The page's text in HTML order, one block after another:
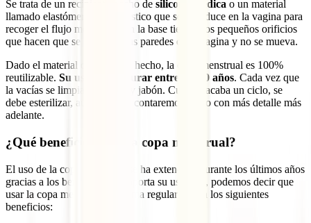
Se trata de un recipiente hecho de silicona médica o un material
llamado elastómero termoplástico que se introduce en la vagina para
recoger el flujo menstrual. En la base tiene unos pequeños orificios
que hacen que se adhiera a las paredes de la vagina y no se mueva.
Dado el material del que está hecho, la copa menstrual es 100%
reutilizable. Su uso puede durar entre 5 y 10 años. Cada vez que
la vacías se limpia con agua y jabón. Cuando acaba un ciclo, se
debe esterilizar, aunque ya te contaremos cómo con más detalle más
adelante.
¿Qué beneficios tiene la copa menstrual?
El uso de la copa menstrual se ha extendido durante los últimos años
gracias a los beneficios que aporta su uso. Así, podemos decir que
usar la copa menstrual de forma regular aporta los siguientes
beneficios: